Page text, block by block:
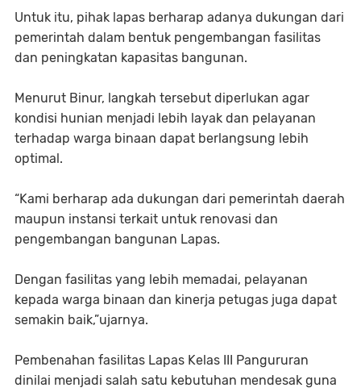
Untuk itu, pihak lapas berharap adanya dukungan dari
pemerintah dalam bentuk pengembangan fasilitas
dan peningkatan kapasitas bangunan.
Menurut Binur, langkah tersebut diperlukan agar
kondisi hunian menjadi lebih layak dan pelayanan
terhadap warga binaan dapat berlangsung lebih
optimal.
“Kami berharap ada dukungan dari pemerintah daerah
maupun instansi terkait untuk renovasi dan
pengembangan bangunan Lapas.
Dengan fasilitas yang lebih memadai, pelayanan
kepada warga binaan dan kinerja petugas juga dapat
semakin baik,”ujarnya.
Pembenahan fasilitas Lapas Kelas III Pangururan
dinilai menjadi salah satu kebutuhan mendesak guna